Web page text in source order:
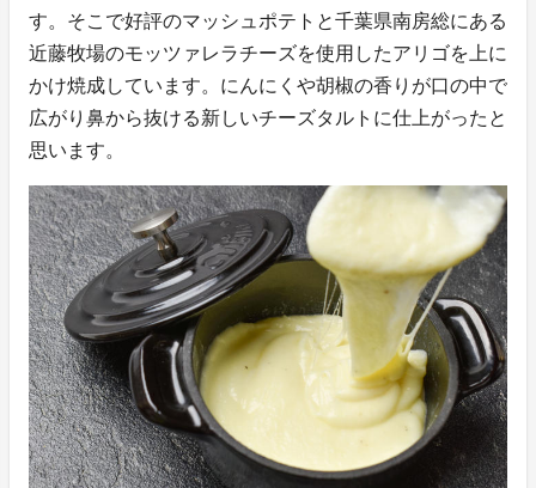
す。そこで好評のマッシュポテトと千葉県南房総にある
近藤牧場のモッツァレラチーズを使用したアリゴを上に
かけ焼成しています。にんにくや胡椒の香りが口の中で
広がり鼻から抜ける新しいチーズタルトに仕上がったと
思います。